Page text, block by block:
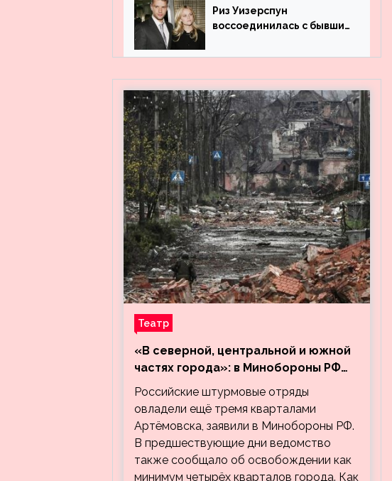
Риз Уизерспун
воссоединилась с бывшим
Театр
«В северной, центральной и южной
частях города»: в Минобороны РФ
заявили об освобождении ещё трёх
кварталов Артёмовска
Российские штурмовые отряды
овладели ещё тремя кварталами
Артёмовска, заявили в Минобороны РФ.
В предшествующие дни ведомство
также сообщало об освобождении как
минимум четырёх кварталов города. Как